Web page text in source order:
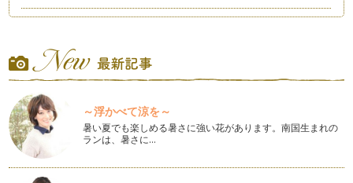
づいてきましたね。クリスマス、お正…
七五三 ママの服装
七五三を迎える季節。お子様の七五三はお済みですか？ これ
から、経験されるママも、経験済みの…
ハロウィンのおもてなし
テーマパークでハロウィンのイベントをしたり、ハロウィン用
のコスチュームを作成したり、変身し…
～浮かべて涼を～
暑い夏でも楽しめる暑さに強い花があります。南国生まれの
ランは、暑さに…